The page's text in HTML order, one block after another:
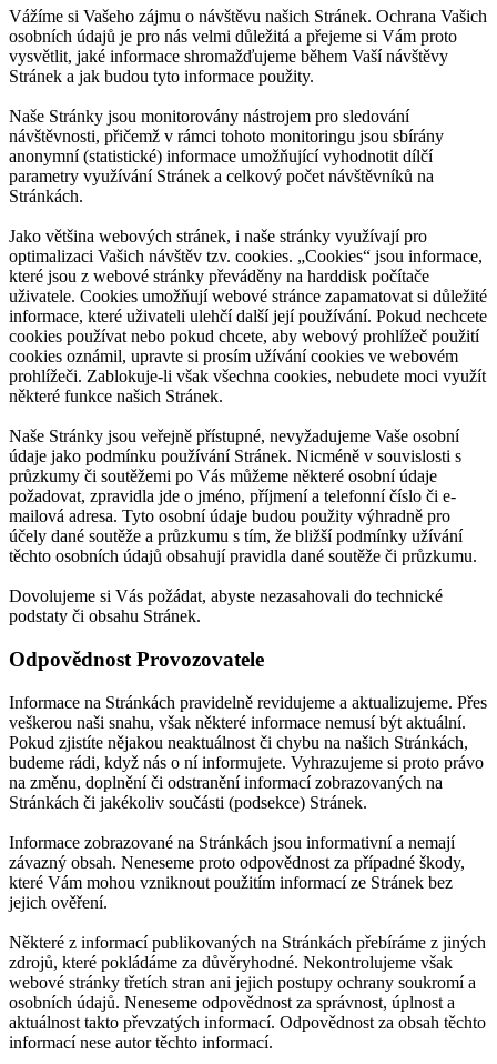
Vážíme si Vašeho zájmu o návštěvu našich Stránek. Ochrana Vašich
osobních údajů je pro nás velmi důležitá a přejeme si Vám proto
vysvětlit, jaké informace shromažďujeme během Vaší návštěvy
Stránek a jak budou tyto informace použity.
Naše Stránky jsou monitorovány nástrojem pro sledování
návštěvnosti, přičemž v rámci tohoto monitoringu jsou sbírány
anonymní (statistické) informace umožňující vyhodnotit dílčí
parametry využívání Stránek a celkový počet návštěvníků na
Stránkách.
Jako většina webových stránek, i naše stránky využívají pro
optimalizaci Vašich návštěv tzv. cookies. „Cookies“ jsou informace,
které jsou z webové stránky převáděny na harddisk počítače
uživatele. Cookies umožňují webové stránce zapamatovat si důležité
informace, které uživateli ulehčí další její používání. Pokud nechcete
cookies používat nebo pokud chcete, aby webový prohlížeč použití
cookies oznámil, upravte si prosím užívání cookies ve webovém
prohlížeči. Zablokuje-li však všechna cookies, nebudete moci využít
některé funkce našich Stránek.
Naše Stránky jsou veřejně přístupné, nevyžadujeme Vaše osobní
údaje jako podmínku používání Stránek. Nicméně v souvislosti s
průzkumy či soutěžemi po Vás můžeme některé osobní údaje
požadovat, zpravidla jde o jméno, příjmení a telefonní číslo či e-
mailová adresa. Tyto osobní údaje budou použity výhradně pro
účely dané soutěže a průzkumu s tím, že bližší podmínky užívání
těchto osobních údajů obsahují pravidla dané soutěže či průzkumu.
Dovolujeme si Vás požádat, abyste nezasahovali do technické
podstaty či obsahu Stránek.
Odpovědnost Provozovatele
Informace na Stránkách pravidelně revidujeme a aktualizujeme. Přes
veškerou naši snahu, však některé informace nemusí být aktuální.
Pokud zjistíte nějakou neaktuálnost či chybu na našich Stránkách,
budeme rádi, když nás o ní informujete. Vyhrazujeme si proto právo
na změnu, doplnění či odstranění informací zobrazovaných na
Stránkách či jakékoliv součásti (podsekce) Stránek.
Informace zobrazované na Stránkách jsou informativní a nemají
závazný obsah. Neneseme proto odpovědnost za případné škody,
které Vám mohou vzniknout použitím informací ze Stránek bez
jejich ověření.
Některé z informací publikovaných na Stránkách přebíráme z jiných
zdrojů, které pokládáme za důvěryhodné. Nekontrolujeme však
webové stránky třetích stran ani jejich postupy ochrany soukromí a
osobních údajů. Neneseme odpovědnost za správnost, úplnost a
aktuálnost takto převzatých informací. Odpovědnost za obsah těchto
informací nese autor těchto informací.